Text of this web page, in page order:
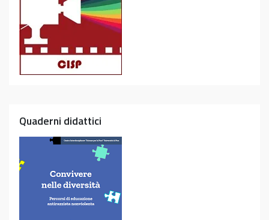
Quaderni didattici